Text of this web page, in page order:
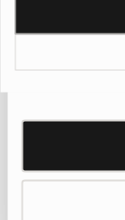
Learn more
spacieux pour
le travail, le